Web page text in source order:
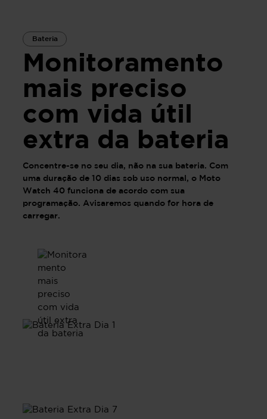
Bateria
Monitoramento
mais preciso
com vida útil
extra da bateria
Concentre-se no seu dia, não na sua bateria. Com
uma duração de 10 dias sob uso normal, o Moto
Watch 40 funciona de acordo com sua
programação. Avisaremos quando for hora de
carregar.